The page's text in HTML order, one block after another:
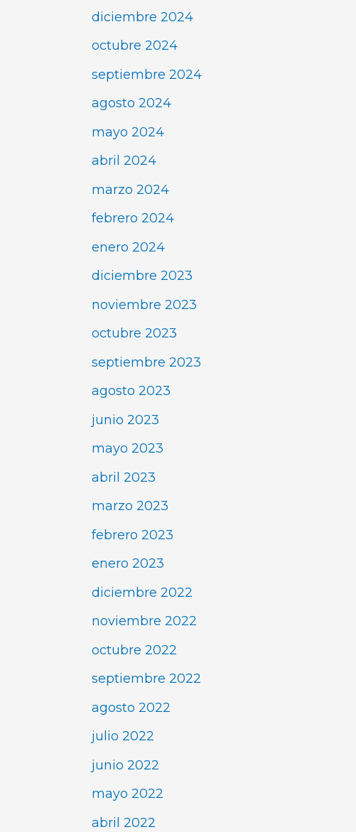
diciembre 2024
octubre 2024
septiembre 2024
agosto 2024
mayo 2024
abril 2024
marzo 2024
febrero 2024
enero 2024
diciembre 2023
noviembre 2023
octubre 2023
septiembre 2023
agosto 2023
junio 2023
mayo 2023
abril 2023
marzo 2023
febrero 2023
enero 2023
diciembre 2022
noviembre 2022
octubre 2022
septiembre 2022
agosto 2022
julio 2022
junio 2022
mayo 2022
abril 2022